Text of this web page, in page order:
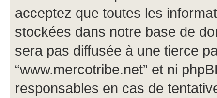
acceptez que toutes les
stockées dans notre base de
sera pas diffusée à une tierce
“www.mercotribe.net” et ni
responsables en cas de